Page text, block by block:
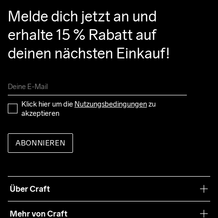
Melde dich jetzt an und
erhalte 15 % Rabatt auf
deinen nächsten Einkauf!
Klick hier um die Nutzungsbedingungen zu
akzeptieren
ABONNIEREN
Über Craft
Mehr von Craft